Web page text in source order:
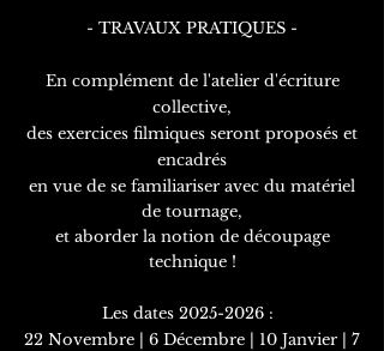
- TRAVAUX PRATIQUES -
En complément de l'atelier d'écriture
collective,
des exercices filmiques seront proposés et
encadrés
en vue de se familiariser avec du matériel
de tournage,
et aborder la notion de découpage
technique !
Les dates 2025-2026:
22 Novembre | 6 Décembre | 10 Janvier | 7